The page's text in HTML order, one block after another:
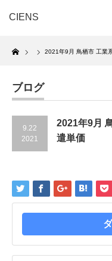
CIENS
Home
2021年9月 鳥栖市 工業
ブログ
9.22
2021
2021年9月
遣単価